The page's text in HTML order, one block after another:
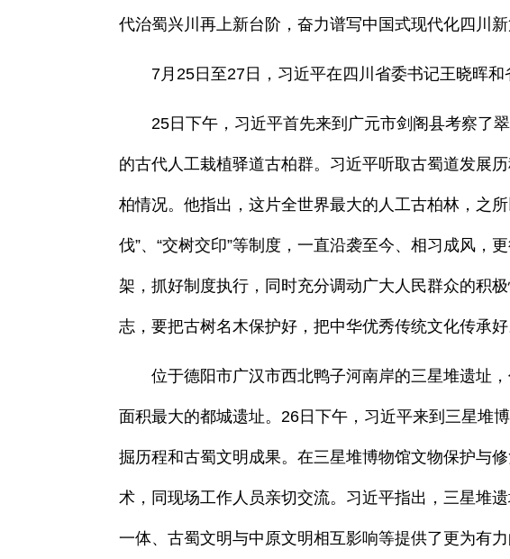
代治蜀兴川再上新台阶，奋力谱写中国式现代化四川新
7月25日至27日，习近平在四川省委书记王晓晖和
25日下午，习近平首先来到广元市剑阁县考察了翠
的古代人工栽植驿道古柏群。习近平听取古蜀道发展
柏情况。他指出，这片全世界最大的人工古柏林，之
伐”、“交树交印”等制度，一直沿袭至今、相习成风
架，抓好制度执行，同时充分调动广大人民群众的积
志，要把古树名木保护好，把中华优秀传统文化传承好
位于德阳市广汉市西北鸭子河南岸的三星堆遗址，
面积最大的都城遗址。26日下午，习近平来到三星堆
掘历程和古蜀文明成果。在三星堆博物馆文物保护与
术，同现场工作人员亲切交流。习近平指出，三星堆
一体、古蜀文明与中原文明相互影响等提供了更为有